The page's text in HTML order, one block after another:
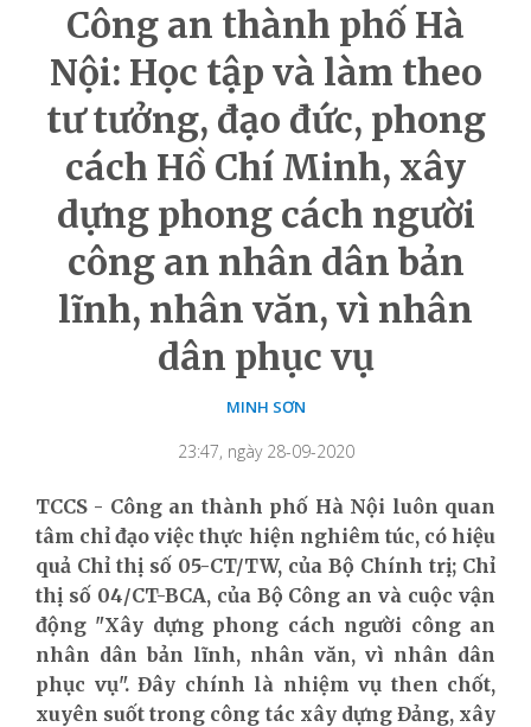
Công an thành phố Hà
Nội: Học tập và làm theo
tư tưởng, đạo đức, phong
cách Hồ Chí Minh, xây
dựng phong cách người
công an nhân dân bản
lĩnh, nhân văn, vì nhân
dân phục vụ
MINH SƠN
23:47, ngày 28-09-2020
TCCS - Công an thành phố Hà Nội luôn quan
tâm chỉ đạo việc thực hiện nghiêm túc, có hiệu
quả Chỉ thị số 05-CT/TW, của Bộ Chính trị; Chỉ
thị số 04/CT-BCA, của Bộ Công an và cuộc vận
động "Xây dựng phong cách người công an
nhân dân bản lĩnh, nhân văn, vì nhân dân
phục vụ". Đây chính là nhiệm vụ then chốt,
xuyên suốt trong công tác xây dựng Đảng, xây